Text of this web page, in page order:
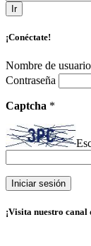
Ir
¡Conéctate!
Nombre de usuario
Contraseña
Captcha *
¡Visita nuestro canal